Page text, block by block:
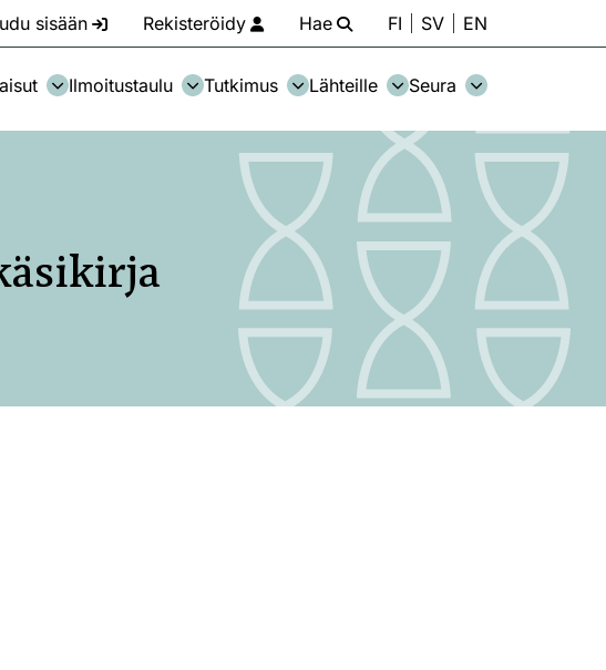
sisään Rekisteröidy Hae FI SV EN
Ilmoitustaulu Tutkimus Lähteille Seura